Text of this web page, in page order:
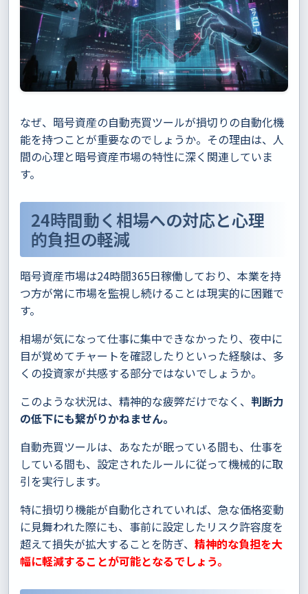
なぜ、暗号資産の自動売買ツールが損切りの自動化機
能を持つことが重要なのでしょうか。その理由は、人
間の心理と暗号資産市場の特性に深く関連していま
す。
24時間動く相場への対応と心理
的負担の軽減
暗号資産市場は24時間365日稼働しており、本業を持
つ方が常に市場を監視し続けることは現実的に困難で
す。
相場が気になって仕事に集中できなかったり、夜中に
目が覚めてチャートを確認したりといった経験は、多
くの投資家が共感する部分ではないでしょうか。
このような状況は、精神的な疲弊だけでなく、 判断力
の低下にも繋がりかねません。
自動売買ツールは、あなたが眠っている間も、仕事を
している間も、設定されたルールに従って機械的に取
引を実行します。
特に損切り機能が自動化されていれば、急な価格変動
に見舞われた際にも、事前に設定したリスク許容度を
超えて損失が拡大することを防ぎ、 精神的な負担を大
幅に軽減することが可能となるでしょう。